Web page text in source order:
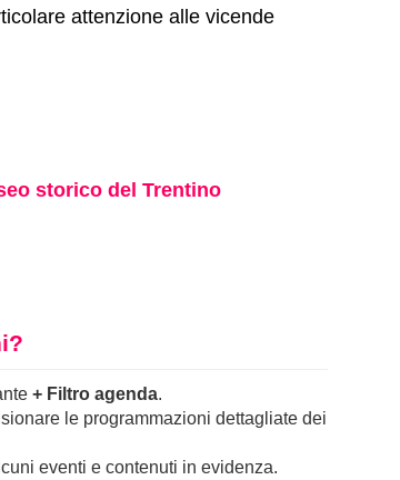
attenzione alle vicende
storico del Trentino
+ Filtro agenda.
le programmazioni dettagliate dei
eventi e contenuti in evidenza.